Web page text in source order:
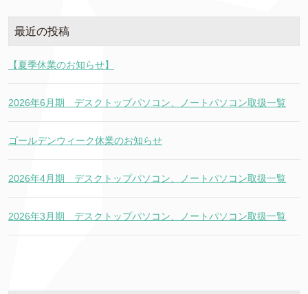
最近の投稿
【夏季休業のお知らせ】
2026年6月期 デスクトップパソコン、ノートパソコン取扱一覧
ゴールデンウィーク休業のお知らせ
2026年4月期 デスクトップパソコン、ノートパソコン取扱一覧
2026年3月期 デスクトップパソコン、ノートパソコン取扱一覧